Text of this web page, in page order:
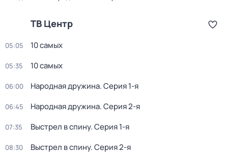
ТВ Центр
05:05 10 самых
05:35 10 самых
06:00 Народная дружина. Серия 1-я
06:45 Народная дружина. Серия 2-я
07:35 Выстрел в спину. Серия 1-я
08:30 Выстрел в спину. Серия 2-я